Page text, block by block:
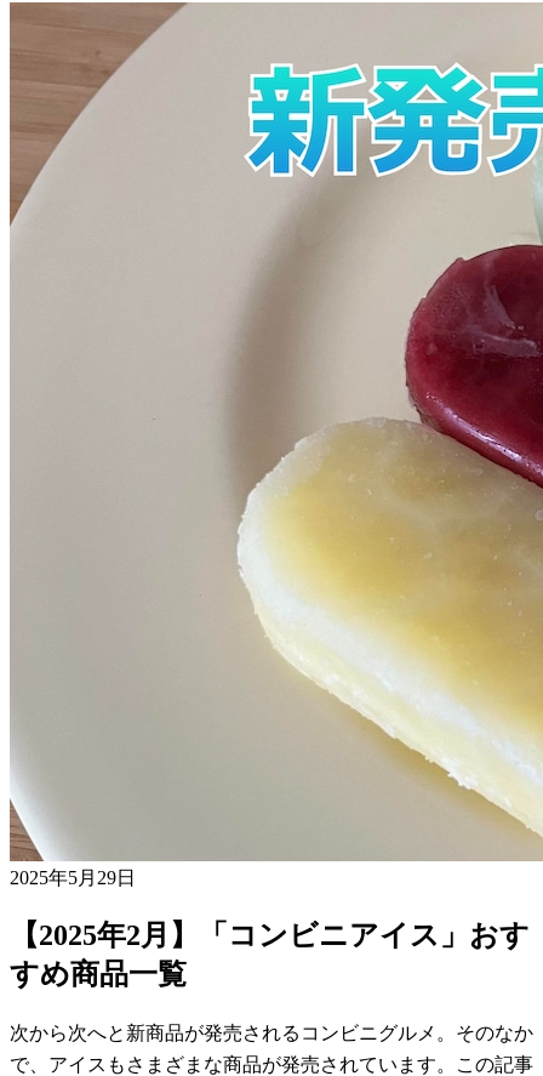
2025年5月29日
【2025年2月】「コンビニアイス」おす
すめ商品一覧
次から次へと新商品が発売されるコンビニグルメ。そのなか
で、アイスもさまざまな商品が発売されています。この記事